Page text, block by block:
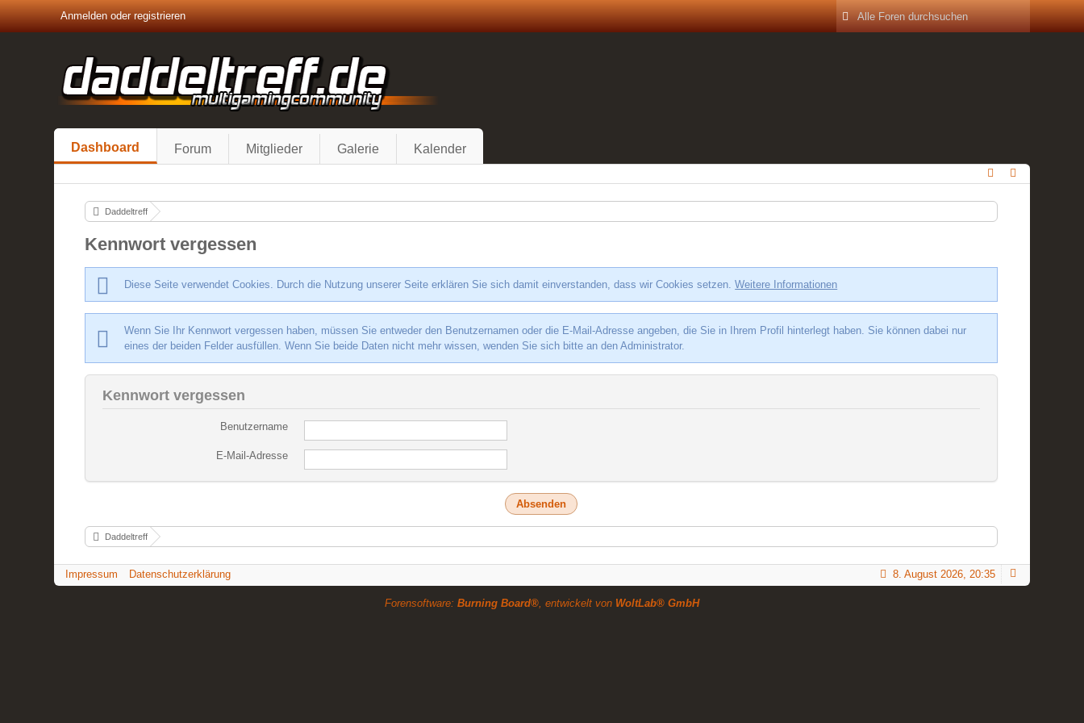
Anmelden oder registrieren
Dashboard Forum Mitglieder Galerie Kalender
Daddeltreff
Kennwort vergessen
Diese Seite verwendet Cookies. Durch die Nutzung unserer Seite erklären Sie sich damit einverstanden, dass wir Cookies setzen.Weitere Informationen
Wenn Sie Ihr Kennwort vergessen haben, müssen Sie entweder den Benutzernamen oder die E-Mail-Adresse angeben, die Sie in Ihrem Profil hinterlegt haben. Sie können dabei nur
eines der beiden Felder ausfüllen. Wenn Sie beide Daten nicht mehr wissen, wenden Sie sich bitte an den Administrator.
Kennwort vergessen
Benutzername
E-Mail-Adresse
Daddeltreff
Impressum Datenschutzerklärung 8. August 2026, 20:35
Forensoftware: Burning Board®, entwickelt von WoltLab® GmbH